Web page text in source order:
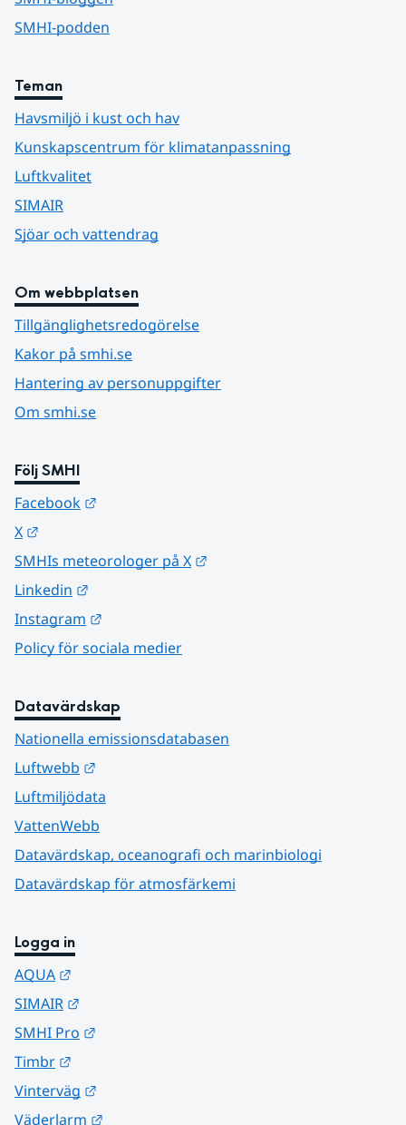
SMHI-podden
Teman
Havsmiljö i kust och hav
Kunskapscentrum för klimatanpassning
Luftkvalitet
SIMAIR
Sjöar och vattendrag
Om webbplatsen
Tillgänglighetsredogörelse
Kakor på smhi.se
Hantering av personuppgifter
Om smhi.se
Följ SMHI
Facebook
X
SMHIs meteorologer på X
Linkedin
Instagram
Policy för sociala medier
Datavärdskap
Nationella emissionsdatabasen
Luftwebb
Luftmiljödata
VattenWebb
Datavärdskap, oceanografi och marinbiologi
Datavärdskap för atmosfärkemi
Logga in
AQUA
SIMAIR
SMHI Pro
Timbr
Vinterväg
Väderlarm